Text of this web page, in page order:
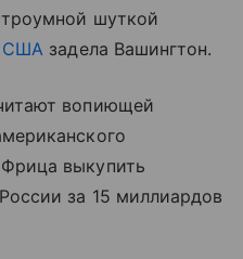
шуткой
США задела Вашингтон.
вопиющей
выкупить
за 15 миллиардов